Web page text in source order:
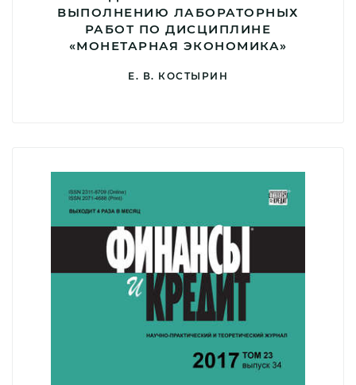
ВЫПОЛНЕНИЮ ЛАБОРАТОРНЫХ
РАБОТ ПО ДИСЦИПЛИНЕ
«МОНЕТАРНАЯ ЭКОНОМИКА»
Е. В. КОСТЫРИН